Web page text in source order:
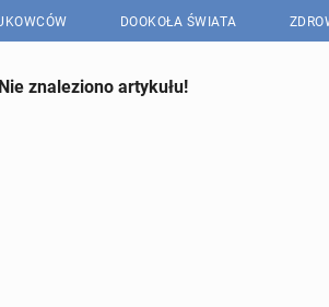
DOOKOŁA ŚWIATA
Nie znaleziono artykułu!